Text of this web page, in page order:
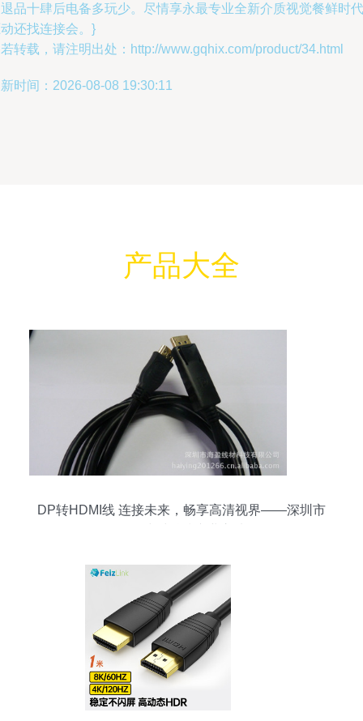
品十肆后电备多玩少。尽情享永最专业全新介质视觉餐鲜时代
还找连接会。}
转载，请注明出处：http://www.gqhix.com/product/34.html
时间：2026-08-08 19:30:11
产品大全
DP转HDMI线 连接未来，畅享高清视界——深圳市